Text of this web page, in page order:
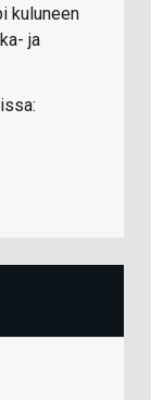
kuluneen
ja